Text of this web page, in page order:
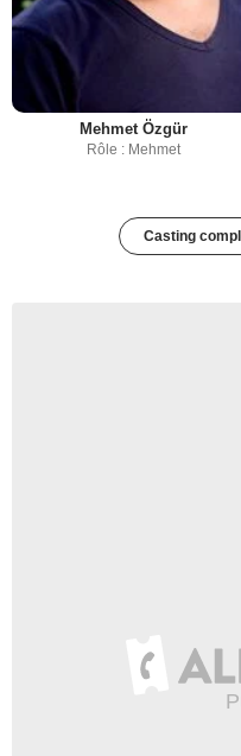
Mehmet Özgür
Rôle : Mehmet
Casting